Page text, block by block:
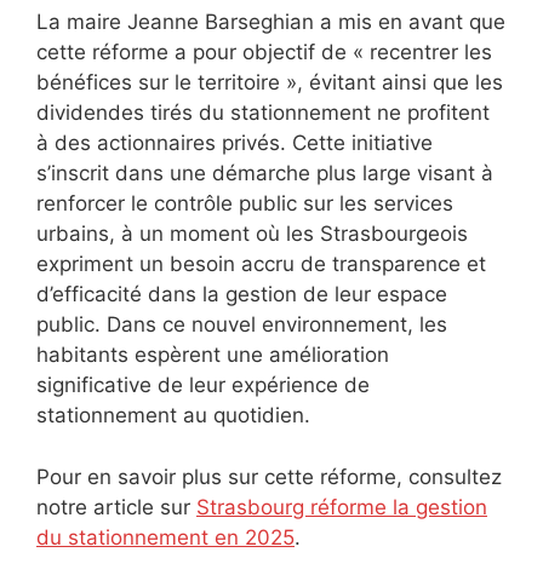
La maire Jeanne Barseghian a mis en avant que
cette réforme a pour objectif de « recentrer les
bénéfices sur le territoire », évitant ainsi que les
dividendes tirés du stationnement ne profitent
à des actionnaires privés. Cette initiative
s’inscrit dans une démarche plus large visant à
renforcer le contrôle public sur les services
urbains, à un moment où les Strasbourgeois
expriment un besoin accru de transparence et
d’efficacité dans la gestion de leur espace
public. Dans ce nouvel environnement, les
habitants espèrent une amélioration
significative de leur expérience de
stationnement au quotidien.
Pour en savoir plus sur cette réforme, consultez
notre article sur Strasbourg réforme la gestion
du stationnement en 2025.